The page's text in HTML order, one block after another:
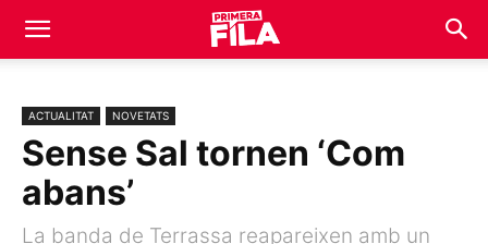
ACTUALITAT NOVETATS
Sense Sal tornen ‘Com
abans’
La banda de Terrassa reapareixen amb un